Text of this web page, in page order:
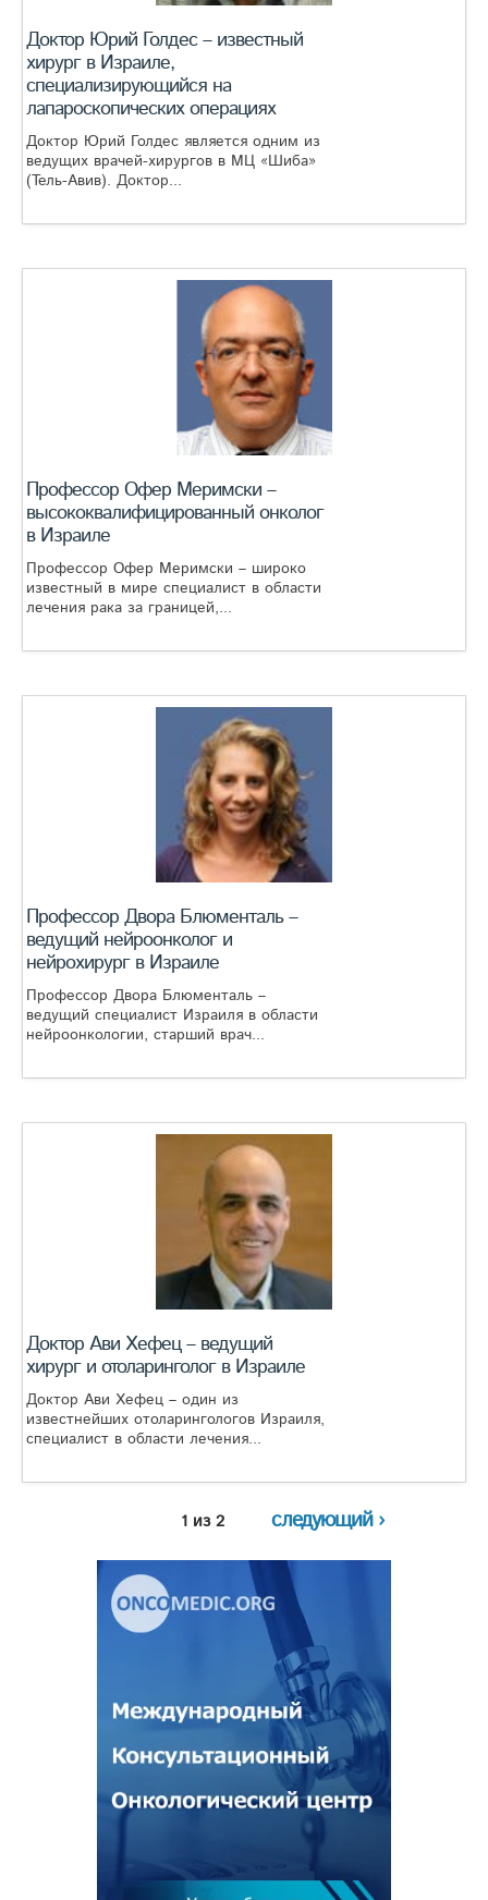
Доктор Юрий Голдес – известный
хирург в Израиле,
специализирующийся на
лапароскопических операциях
Доктор Юрий Голдес является одним из
ведущих врачей-хирургов в МЦ «Шиба»
(Тель-Авив). Доктор...
Профессор Офер Меримски –
высококвалифицированный онколог
в Израиле
Профессор Офер Меримски – широко
известный в мире специалист в области
лечения рака за границей,...
Профессор Двора Блюменталь –
ведущий нейроонколог и
нейрохирург в Израиле
Профессор Двора Блюменталь –
ведущий специалист Израиля в области
нейроонкологии, старший врач...
Доктор Ави Хефец – ведущий
хирург и отоларинголог в Израиле
Доктор Ави Хефец – один из
известнейших отоларингологов Израиля,
специалист в области лечения...
1 из 2 следующий ›